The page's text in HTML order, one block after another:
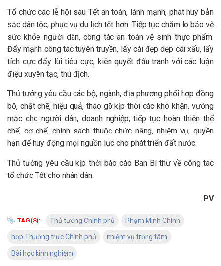
Tổ chức các lễ hội sau Tết an toàn, lành mạnh, phát huy bản
sắc dân tộc, phục vụ du lịch tốt hơn. Tiếp tục chăm lo bảo vệ
sức khỏe người dân, công tác an toàn vệ sinh thực phẩm.
Đẩy mạnh công tác tuyên truyền, lấy cái đẹp dẹp cái xấu, lấy
tích cực đẩy lùi tiêu cực, kiên quyết đấu tranh với các luận
điệu xuyên tạc, thù địch.
Thủ tướng yêu cầu các bộ, ngành, địa phương phối hợp đồng
bộ, chặt chẽ, hiệu quả, tháo gỡ kịp thời các khó khăn, vướng
mắc cho người dân, doanh nghiệp; tiếp tục hoàn thiện thể
chế, cơ chế, chính sách thuộc chức năng, nhiệm vụ, quyền
hạn để huy động mọi nguồn lực cho phát triển đất nước.
Thủ tướng yêu cầu kịp thời báo cáo Ban Bí thư về công tác
tổ chức Tết cho nhân dân.
PV
TAG(S): Thủ tướng Chính phủ Phạm Minh Chính
họp Thường trực Chính phủ nhiệm vụ trọng tâm
Bài học kinh nghiệm